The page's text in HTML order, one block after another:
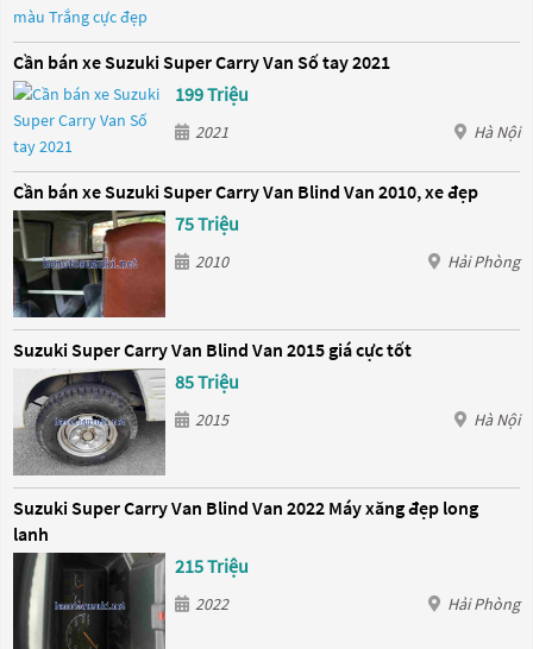
Cần bán xe Suzuki Super Carry Van Số tay 2021
199 Triệu
2021 Hà Nội
Cần bán xe Suzuki Super Carry Van Blind Van 2010, xe đẹp
75 Triệu
2010 Hải Phòng
Suzuki Super Carry Van Blind Van 2015 giá cực tốt
85 Triệu
2015 Hà Nội
Suzuki Super Carry Van Blind Van 2022 Máy xăng đẹp long
lanh
215 Triệu
2022 Hải Phòng